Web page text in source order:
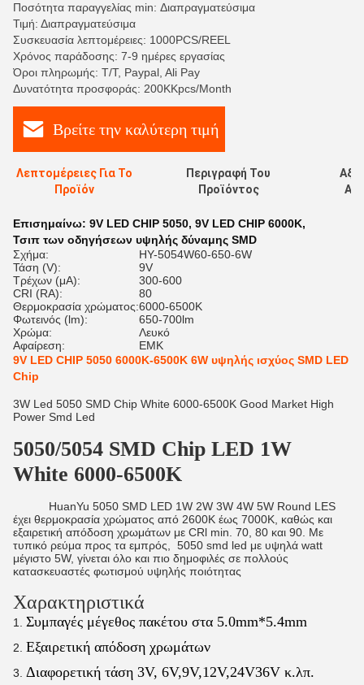
Ποσότητα παραγγελίας min: Διαπραγματεύσιμα
Τιμή: Διαπραγματεύσιμα
Συσκευασία λεπτομέρειες: 1000PCS/REEL
Χρόνος παράδοσης: 7-9 ημέρες εργασίας
Όροι πληρωμής: T/T, Paypal, Ali Pay
Δυνατότητα προσφοράς: 200KKpcs/Month
Βρείτε την καλύτερη τιμή
Λεπτομέρειες Για Το
Προϊόν
Περιγραφή Του
Προϊόντος
Επισημαίνω: 9V LED CHIP 5050, 9V LED CHIP 6000K,
Τσιπ των οδηγήσεων υψηλής δύναμης SMD
Σχήμα:
HY-5054W60-650-6W
Τάση (V):
9V
Τρέχων (μΑ):
300-600
CRI (RA):
80
Θερμοκρασία χρώματος:6000-6500K
Φωτεινός (lm):
650-700lm
Χρώμα:
Λευκό
Αφαίρεση:
ΕΜΚ
9V LED CHIP 5050 6000K-6500K 6W υψηλής ισχύος SMD LED
Chip
3W Led 5050 SMD Chip White 6000-6500K Good Market High
Power Smd Led
5050/5054 SMD Chip LED 1W
White 6000-6500K
HuanYu 5050 SMD LED 1W 2W 3W 4W 5W Round LES
έχει θερμοκρασία χρώματος από 2600K έως 7000K, καθώς και
εξαιρετική απόδοση χρωμάτων με CRl min. 70, 80 και 90. Με
τυπικό ρεύμα προς τα εμπρός, 5050 smd led με υψηλά watt
μέγιστο 5W, γίνεται όλο και πιο δημοφιλές σε πολλούς
κατασκευαστές φωτισμού υψηλής ποιότητας
Χαρακτηριστικά
Συμπαγές μέγεθος πακέτου στα 5.0mm*5.4mm
Εξαιρετική απόδοση χρωμάτων
Διαφορετική τάση 3V, 6V,9V,12V,24V36V κ.λπ.